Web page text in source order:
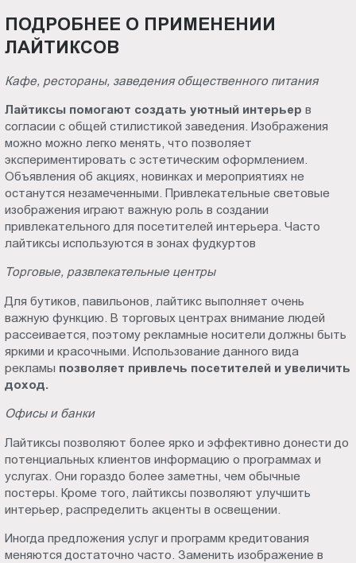
ПОДРОБНЕЕ О ПРИМЕНЕНИИ
ЛАЙТИКСОВ
Кафе, рестораны, заведения общественного питания
Лайтиксы помогают создать уютный интерьерв
согласии с общей стилистикой заведения. Изображения
можно можно легко менять, что позволяет
экспериментировать с эстетическим оформлением.
Объявления об акциях, новинках и мероприятиях не
останутся незамеченными. Привлекательные световые
изображения играют важную роль в создании
привлекательного для посетителей интерьера. Часто
лайтиксы используются в зонах фудкуртов
Торговые, развлекательные центры
Для бутиков, павильонов, лайтикс выполняет очень
важную функцию. В торговых центрах внимание людей
рассеивается, поэтому рекламные носители должны быть
яркими и красочными. Использование данного вида
рекламы позволяет привлечь посетителей и увеличить
доход.
Офисы и банки
Лайтиксы позволяют более ярко и эффективно донести до
потенциальных клиентов информацию о программах и
услугах. Они гораздо более заметны, чем обычные
постеры. Кроме того, лайтиксы позволяют улучшить
интерьер, распределить акценты в освещении.
Иногда предложения услуг и программ кредитования
меняются достаточно часто. Заменить изображение в